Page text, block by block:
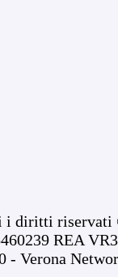
i diritti riservati
REA
- Verona